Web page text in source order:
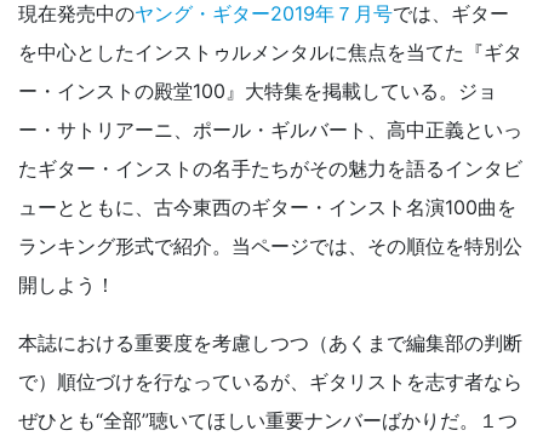
現在発売中のヤング・ギター2019年７月号では、ギター
を中心としたインストゥルメンタルに焦点を当てた『ギタ
ー・インストの殿堂100』大特集を掲載している。ジョ
ー・サトリアーニ、ポール・ギルバート、高中正義といっ
たギター・インストの名手たちがその魅力を語るインタビ
ューとともに、古今東西のギター・インスト名演100曲を
ランキング形式で紹介。当ページでは、その順位を特別公
開しよう！
本誌における重要度を考慮しつつ（あくまで編集部の判断
で）順位づけを行なっているが、ギタリストを志す者なら
ぜひとも“全部”聴いてほしい重要ナンバーばかりだ。１つ